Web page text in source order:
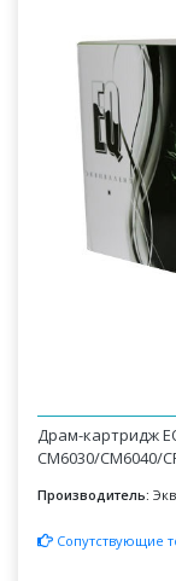
Драм-картридж
CM6030/CM6040/
Производитель:
Сопутствующие